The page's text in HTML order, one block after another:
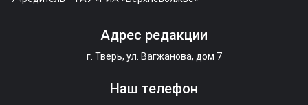
Адрес редакции
г. Тверь, ул. Вагжанова, дом 7
Наш телефон